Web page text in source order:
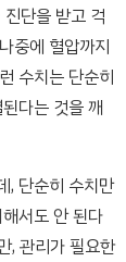
단을 받고 걱
중에 혈압까지
수치는 단순히
다는 것을 깨
, 단순히 수치만
서도 안 된다
, 관리가 필요한